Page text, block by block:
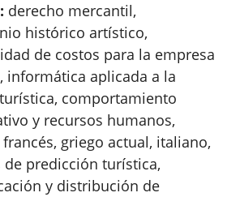
derecho mercantil,
histórico artístico,
de costos para la empresa
informática aplicada a la
comportamiento
y recursos humanos,
griego actual, italiano,
de predicción turística,
y distribución de